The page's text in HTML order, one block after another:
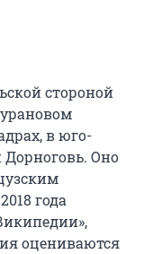
стороной
в юго-
Оно
года
оцениваются